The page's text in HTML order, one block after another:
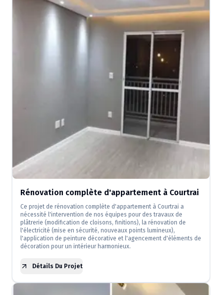
Rénovation complète d'appartement à Courtrai
Ce projet de rénovation complète d'appartement à Courtrai a
nécessité l'intervention de nos équipes pour des travaux de
plâtrerie (modification de cloisons, finitions), la rénovation de
l'électricité (mise en sécurité, nouveaux points lumineux),
l'application de peinture décorative et l'agencement d'éléments de
décoration pour un intérieur harmonieux.
Détails Du Projet